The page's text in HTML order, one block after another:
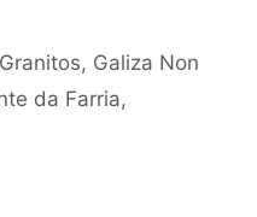
, Galiza Non
da Farria,